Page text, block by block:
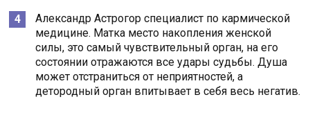
Александр Астрогор специалист по кармической
медицине. Матка место накопления женской
силы, это самый чувствительный орган, на его
состоянии отражаются все удары судьбы. Душа
может отстраниться от неприятностей, а
детородный орган впитывает в себя весь негатив.